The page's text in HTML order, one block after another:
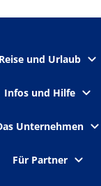
Reise und Urlaub
Infos und Hilfe
Unternehmen
Für Partner